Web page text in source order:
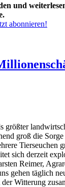
und
abonnieren!
größter
groß die
Tierseuchen
sich derzeit
Reimer,
gehen täglich
Witterung